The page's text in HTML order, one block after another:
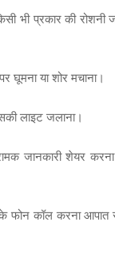
भी प्रकार की रोशनी
घूमना या शोर मचाना।
लाइट जलाना।
जानकारी शेयर करना
फोन कॉल करना आपात